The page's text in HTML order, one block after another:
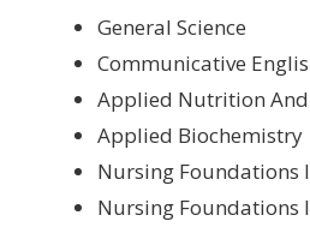
General Science
Communicative
Applied Nutrition
Applied Biochemistry
Nursing Foundations I
Nursing Foundations